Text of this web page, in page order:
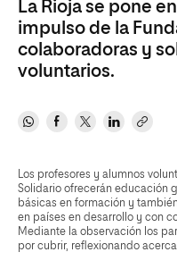
La Rioja se pone
impulso de la
colaboradoras y
voluntarios.
Los profesores y alumnos
Solidario ofrecerán educación
básicas en formación y
en países en desarrollo y con
Mediante la observación los
por cubrir, reflexionando